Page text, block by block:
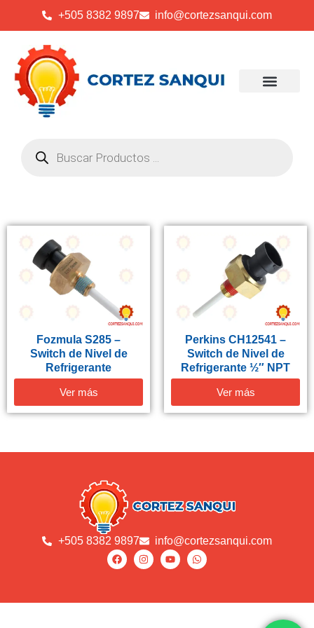
+505 8382 9897 info@cortezsanqui.com
Fozmula S285 –
Switch de Nivel de
Refrigerante
Ver más
Perkins CH12541 –
Switch de Nivel de
Refrigerante ½″ NPT
Ver más
+505 8382 9897 info@cortezsanqui.com